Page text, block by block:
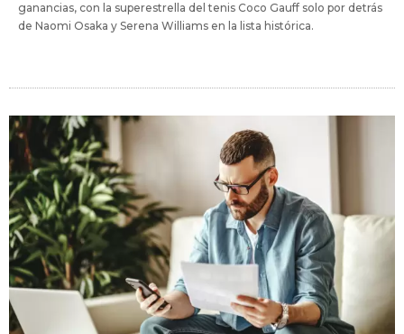
ganancias, con la superestrella del tenis Coco Gauff solo por detrás
de Naomi Osaka y Serena Williams en la lista histórica.